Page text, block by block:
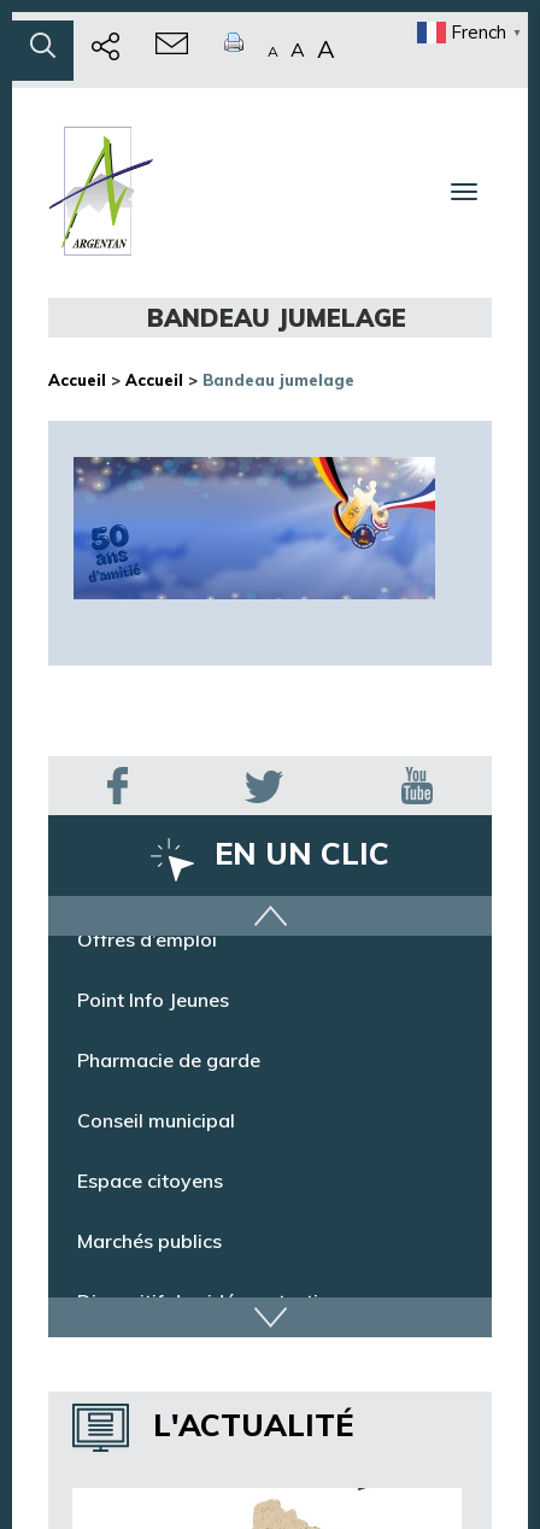
A A A
French ▼
Toggle
BANDEAU JUMELAGE
Accueil > Accueil > Bandeau jumelage
EN UN CLIC
Dispositif de vidéoprotection
Annuaire des services
Annuaire des associations
Argentan Aujourd’hui
L'ACTUALITÉ